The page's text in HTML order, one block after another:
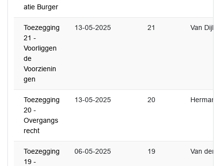
atie Burger
Toezegging
21 -
Voorliggen
de
Voorzienin
gen
13-05-2025 21 Van Dijk
Toezegging
20 -
Overgangs
recht
13-05-2025 20 Hermans
Toezegging
19 -
06-05-2025 19 Van der